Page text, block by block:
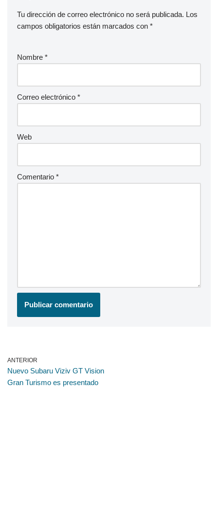
Tu dirección de correo electrónico no será publicada. Los
campos obligatorios están marcados con *
Nombre *
Correo electrónico *
Web
Comentario *
ANTERIOR
Nuevo Subaru Viziv GT Vision
Gran Turismo es presentado